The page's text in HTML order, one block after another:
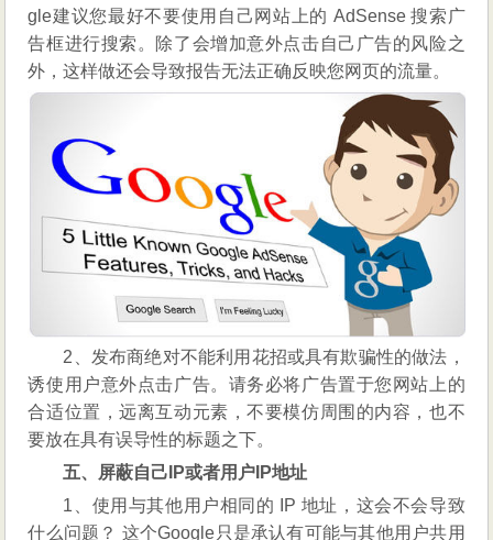
gle建议您最好不要使用自己网站上的 AdSense 搜索广
告框进行搜索。除了会增加意外点击自己广告的风险之
外，这样做还会导致报告无法正确反映您网页的流量。
2、发布商绝对不能利用花招或具有欺骗性的做法，
诱使用户意外点击广告。请务必将广告置于您网站上的
合适位置，远离互动元素，不要模仿周围的内容，也不
要放在具有误导性的标题之下。
五、屏蔽自己IP或者用户IP地址
1、使用与其他用户相同的 IP 地址，这会不会导致
什么问题？ 这个Google只是承认有可能与其他用户共用